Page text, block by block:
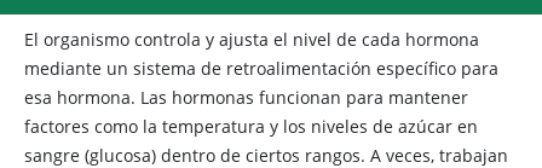
El organismo controla y ajusta el nivel de cada hormona
mediante un sistema de retroalimentación específico para
esa hormona. Las hormonas funcionan para mantener
factores como la temperatura y los niveles de azúcar en
sangre (glucosa) dentro de ciertos rangos. A veces, trabajan